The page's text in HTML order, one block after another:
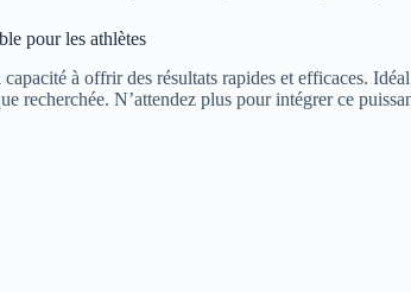
pour les athlètes
à offrir des résultats rapides et efficaces.
recherchée. N’attendez plus pour intégrer ce